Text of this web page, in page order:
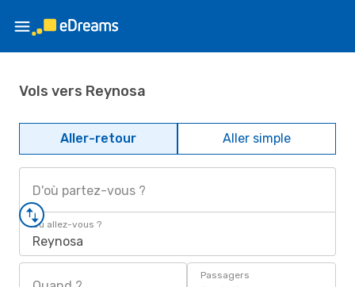
Vols vers Reynosa
Aller-retour Aller simple
D'où partez-vous ?
Où allez-vous ?
Reynosa
Passagers